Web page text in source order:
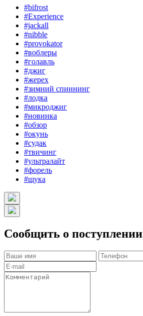
#bifrost
#Experience
#jackall
#nibble
#provokator
#воблеры
#голавль
#джиг
#жерех
#зимний спиннинг
#лодка
#микроджиг
#новинка
#обзор
#окунь
#судак
#твичинг
#ультралайт
#форель
#щука
Сообщить о поступлении